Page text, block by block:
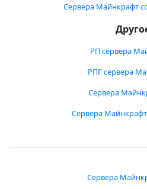
Сервера Майнкрафт
РП сервера
РПГ сервера
Сервера
Сервера
Сервера